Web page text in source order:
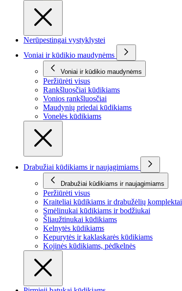
Nerūpestingai vystyklystei
Voniai ir kūdikio maudynėms
Voniai ir kūdikio maudynėms
Peržiūrėti visus
Rankšluosčiai kūdikiams
Vonios rankšluosčiai
Maudynių priedai kūdikiams
Vonelės kūdikiams
Drabužiai kūdikiams ir naujagimiams
Drabužiai kūdikiams ir naujagimiams
Peržiūrėti visus
Kraiteliai kūdikiams ir drabužėlių komplektai
Smėlinukai kūdikiams ir bodžiukai
Šliaužtinukai kūdikiams
Kelnytės kūdikiams
Kepurytės ir kaklaskarės kūdikiams
Kojinės kūdikiams, pėdkelnės